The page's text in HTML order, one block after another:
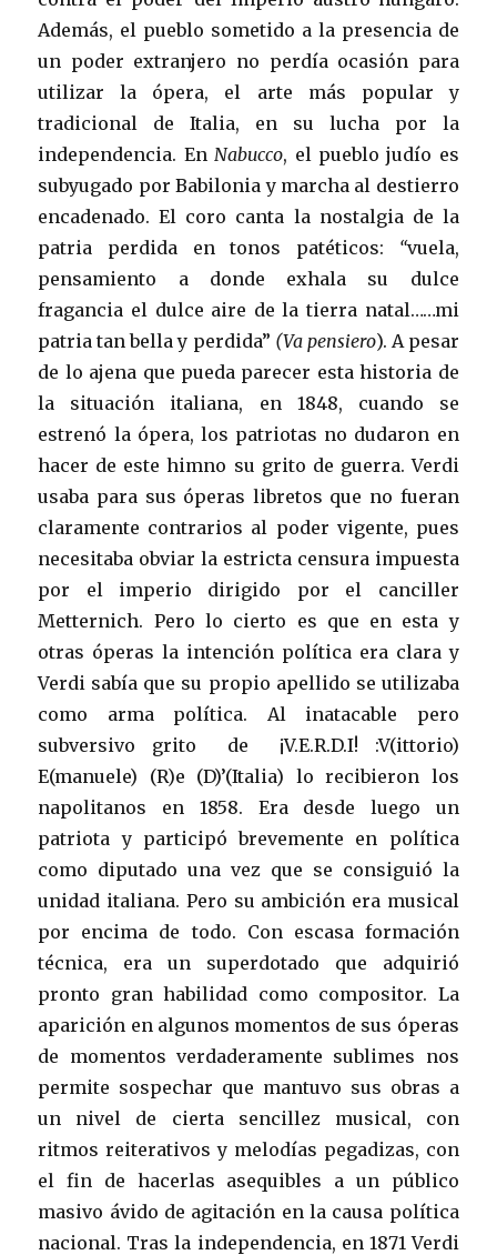
Además, el pueblo sometido a la presencia de
un poder extranjero no perdía ocasión para
utilizar la ópera, el arte más popular y
tradicional de Italia, en su lucha por la
independencia. En Nabucco, el pueblo judío es
subyugado por Babilonia y marcha al destierro
encadenado. El coro canta la nostalgia de la
patria perdida en tonos patéticos: “vuela,
pensamiento a donde exhala su dulce
fragancia el dulce aire de la tierra natal……mi
patria tan bella y perdida” (Va pensiero). A pesar
de lo ajena que pueda parecer esta historia de
la situación italiana, en 1848, cuando se
estrenó la ópera, los patriotas no dudaron en
hacer de este himno su grito de guerra. Verdi
usaba para sus óperas libretos que no fueran
claramente contrarios al poder vigente, pues
necesitaba obviar la estricta censura impuesta
por el imperio dirigido por el canciller
Metternich. Pero lo cierto es que en esta y
otras óperas la intención política era clara y
Verdi sabía que su propio apellido se utilizaba
como arma política. Al inatacable pero
subversivo grito de ¡V.E.R.D.I! :V(ittorio)
E(manuele) (R)e (D)’(Italia) lo recibieron los
napolitanos en 1858. Era desde luego un
patriota y participó brevemente en política
como diputado una vez que se consiguió la
unidad italiana. Pero su ambición era musical
por encima de todo. Con escasa formación
técnica, era un superdotado que adquirió
pronto gran habilidad como compositor. La
aparición en algunos momentos de sus óperas
de momentos verdaderamente sublimes nos
permite sospechar que mantuvo sus obras a
un nivel de cierta sencillez musical, con
ritmos reiterativos y melodías pegadizas, con
el fin de hacerlas asequibles a un público
masivo ávido de agitación en la causa política
nacional. Tras la independencia, en 1871 Verdi